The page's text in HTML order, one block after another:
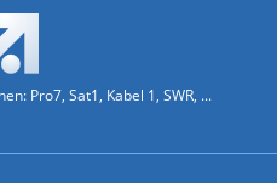
Pro7, Sat1, Kabel 1, SWR, ...